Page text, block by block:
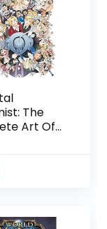
The
Art Of